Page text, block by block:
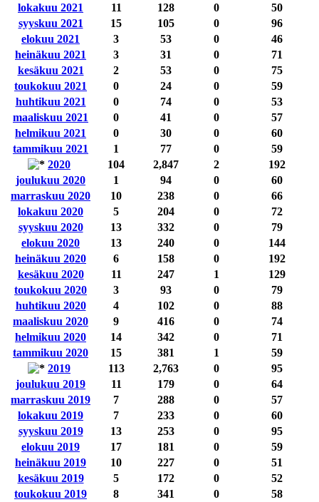
lokakuu 2021
11 128 0
50
syyskuu 2021
15 105 0
96
elokuu 2021
3 53 0
46
heinäkuu 2021
3 31 0
71
kesäkuu 2021
2 53 0
75
toukokuu 2021
0 24 0
59
huhtikuu 2021
0 74 0
53
maaliskuu 2021
0 41 0
57
helmikuu 2021
0 30 0
60
tammikuu 2021
1 77 0
59
2020
104 2,847 2
192
joulukuu 2020
1 94 0
60
marraskuu 2020
10 238 0
66
lokakuu 2020
5 204 0
72
syyskuu 2020
13 332 0
79
elokuu 2020
13 240 0
144
heinäkuu 2020
6 158 0
192
kesäkuu 2020
11 247 1
129
toukokuu 2020
3 93 0
79
huhtikuu 2020
4 102 0
88
maaliskuu 2020
9 416 0
74
helmikuu 2020
14 342 0
71
tammikuu 2020
15 381 1
59
2019
113 2,763 0
95
joulukuu 2019
11 179 0
64
marraskuu 2019
7 288 0
57
lokakuu 2019
7 233 0
60
syyskuu 2019
13 253 0
95
elokuu 2019
17 181 0
59
heinäkuu 2019
10 227 0
51
kesäkuu 2019
5 172 0
52
toukokuu 2019
8 341 0
58